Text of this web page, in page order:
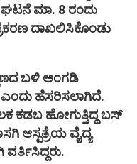
ಮಾ. 8 ರಂದು
ದಾಖಲಿಸಿಕೊಂಡು
ಬಳಿ ಅಂಗಡಿ
ಹೆಸರಿಸಲಾಗಿದೆ.
ಕಡಬ ಹೋಗುತ್ತಿದ್ದ ಬಸ್
ಆಸ್ಪತ್ರೆಯ ವೈದ್ಯ